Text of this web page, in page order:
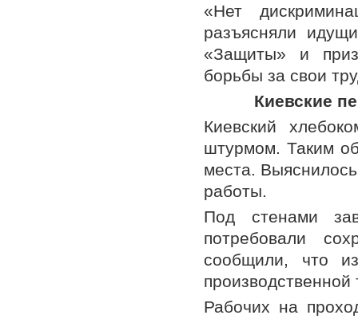
«Нет
разъясняли
«Защиты» и
борьбы за свои
Киевские
Киевский
штурмом. Таким
места.
работы.
Под стенами
потребовали
сообщили, что
производственной
Рабочих на